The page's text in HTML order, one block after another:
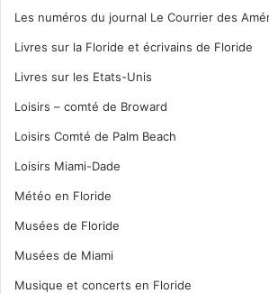
Les numéros du journal Le Courrier des
Livres sur la Floride et écrivains de Floride
Livres sur les Etats-Unis
Loisirs – comté de Broward
Loisirs Comté de Palm Beach
Loisirs Miami-Dade
Météo en Floride
Musées de Floride
Musées de Miami
Musique et concerts en Floride